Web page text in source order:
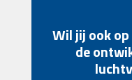
Wil jij ook
de